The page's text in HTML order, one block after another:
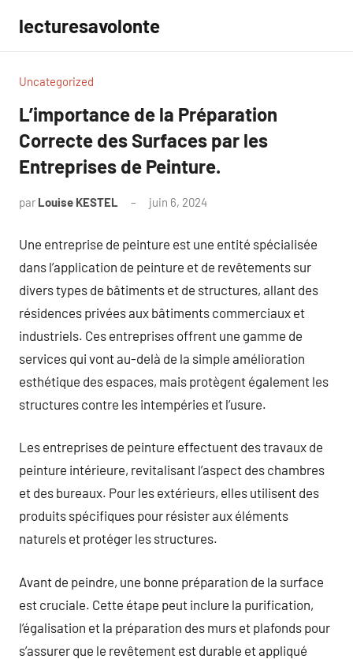
contenu
lecturesavolonte
Uncategorized
L’importance de la Préparation
Correcte des Surfaces par les
Entreprises de Peinture.
par Louise KESTEL juin 6, 2024
Une entreprise de peinture est une entité spécialisée
dans l’application de peinture et de revêtements sur
divers types de bâtiments et de structures, allant des
résidences privées aux bâtiments commerciaux et
industriels. Ces entreprises offrent une gamme de
services qui vont au-delà de la simple amélioration
esthétique des espaces, mais protègent également les
structures contre les intempéries et l’usure.
Les entreprises de peinture effectuent des travaux de
peinture intérieure, revitalisant l’aspect des chambres
et des bureaux. Pour les extérieurs, elles utilisent des
produits spécifiques pour résister aux éléments
naturels et protéger les structures.
Avant de peindre, une bonne préparation de la surface
est cruciale. Cette étape peut inclure la purification,
l’égalisation et la préparation des murs et plafonds pour
s’assurer que le revêtement est durable et appliqué